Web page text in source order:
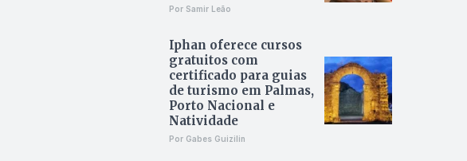
Por Samir Leão
Iphan oferece cursos
gratuitos com
certificado para guias
de turismo em Palmas,
Porto Nacional e
Natividade
Por Gabes Guizilin